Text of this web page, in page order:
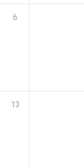
6
13